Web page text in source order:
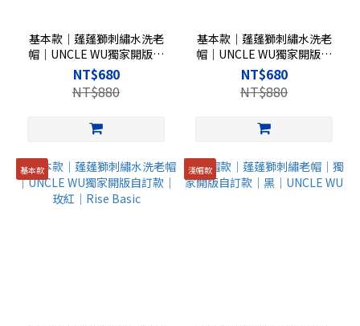
基本款｜蓬蓬獅刺繡水洗老
帽｜UNCLE WU獨家開版自
訂款｜寶藍｜Rise Basic
NT$680
NT$880
基本款｜蓬蓬獅刺繡水洗老
帽｜UNCLE WU獨家開版自
訂款｜酪梨綠｜Rise Basic
NT$680
NT$880
基本款 淺帽款